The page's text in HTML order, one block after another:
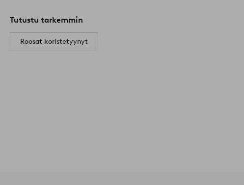
Tutustu tarkemmin
Roosat koristetyynyt